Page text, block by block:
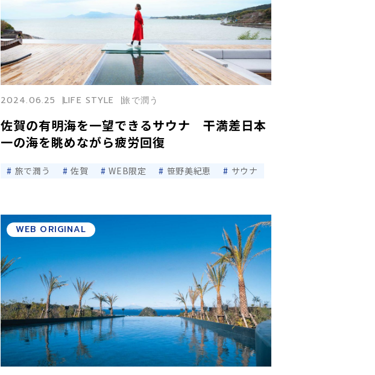
佐賀の有明海を一望できるサウナ 干満差日本
一の海を眺めながら疲労回復
2024.06.25 LIFE STYLE 旅で潤う
旅で潤う 佐賀 WEB限定 笹野美紀恵 サウナ
WEB ORIGINAL